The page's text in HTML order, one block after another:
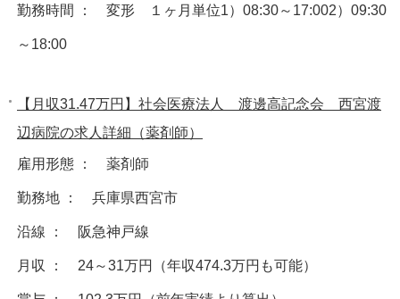
勤務時間 ： 変形 １ヶ月単位1）08:30～17:002）09:30
～18:00
【月収31.47万円】社会医療法人 渡邊高記念会 西宮渡
辺病院の求人詳細（薬剤師）
雇用形態 ： 薬剤師
勤務地 ： 兵庫県西宮市
沿線 ： 阪急神戸線
月収 ： 24～31万円（年収474.3万円も可能）